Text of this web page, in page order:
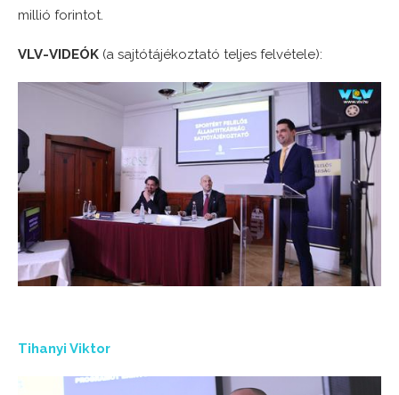
millió forintot.
VLV-VIDEÓK (a sajtótájékoztató teljes felvétele):
Tihanyi Viktor